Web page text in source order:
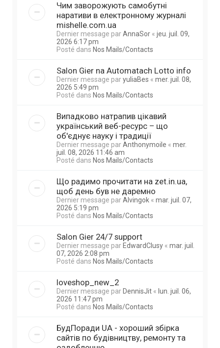
Чим заворожують самобутні
наративи в електронному журналі
mishelle.com.ua
Dernier message parAnnaSor « jeu. juil. 09,
2026 6:17 pm
Posté dans Nos Mails/Contacts
Salon Gier na Automatach Lotto info
Dernier message paryuliaBes « mer. juil. 08,
2026 5:49 pm
Posté dans Nos Mails/Contacts
Випадково натрапив цікавий
український веб-ресурс – що
об'єднує науку і традиції
Dernier message parAnthonymoile « mer.
juil. 08, 2026 11:46 am
Posté dans Nos Mails/Contacts
Що радимо прочитати на zet.in.ua,
щоб день був не даремно
Dernier message parAlvingok « mar. juil. 07,
2026 5:19 pm
Posté dans Nos Mails/Contacts
Salon Gier 24/7 support
Dernier message par EdwardClusy « mar. juil.
07, 2026 2:08 pm
Posté dans Nos Mails/Contacts
loveshop_new_2
Dernier message par DennisJit « lun. juil. 06,
2026 11:47 pm
Posté dans Nos Mails/Contacts
БудПоради UA - хороший збірка
сайтів по будівництву, ремонту та